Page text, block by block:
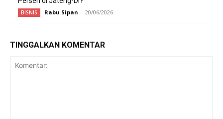
BISNIS Rabu Sipan - 20/06/2026
TINGGALKAN KOMENTAR